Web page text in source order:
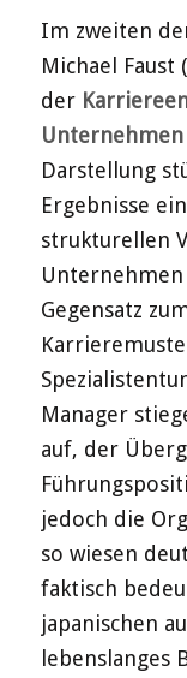
Im zweiten
Michael
der
Unternehmen
Darstellung
Ergebnisse
strukturellen
Unternehmen
Gegensatz
Manager
auf, der
jedoch die
so wiesen
faktisch
japanischen
lebenslanges